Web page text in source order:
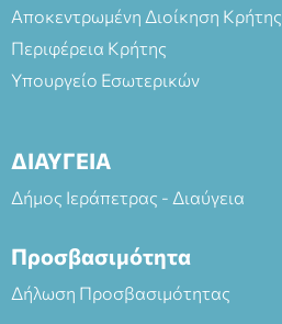
Αποκεντρωμένη Διοίκηση Κρήτης
Περιφέρεια Κρήτης
Υπουργείο Εσωτερικών
ΔΙΑΥΓΕΙΑ
Δήμος Ιεράπετρας - Διαύγεια
Προσβασιμότητα
Δήλωση Προσβασιμότητας